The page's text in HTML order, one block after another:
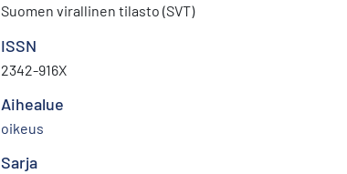
Suomen virallinen tilasto (SVT)
ISSN
2342-916X
Aihealue
oikeus
Sarja